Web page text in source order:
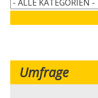
Umfrage